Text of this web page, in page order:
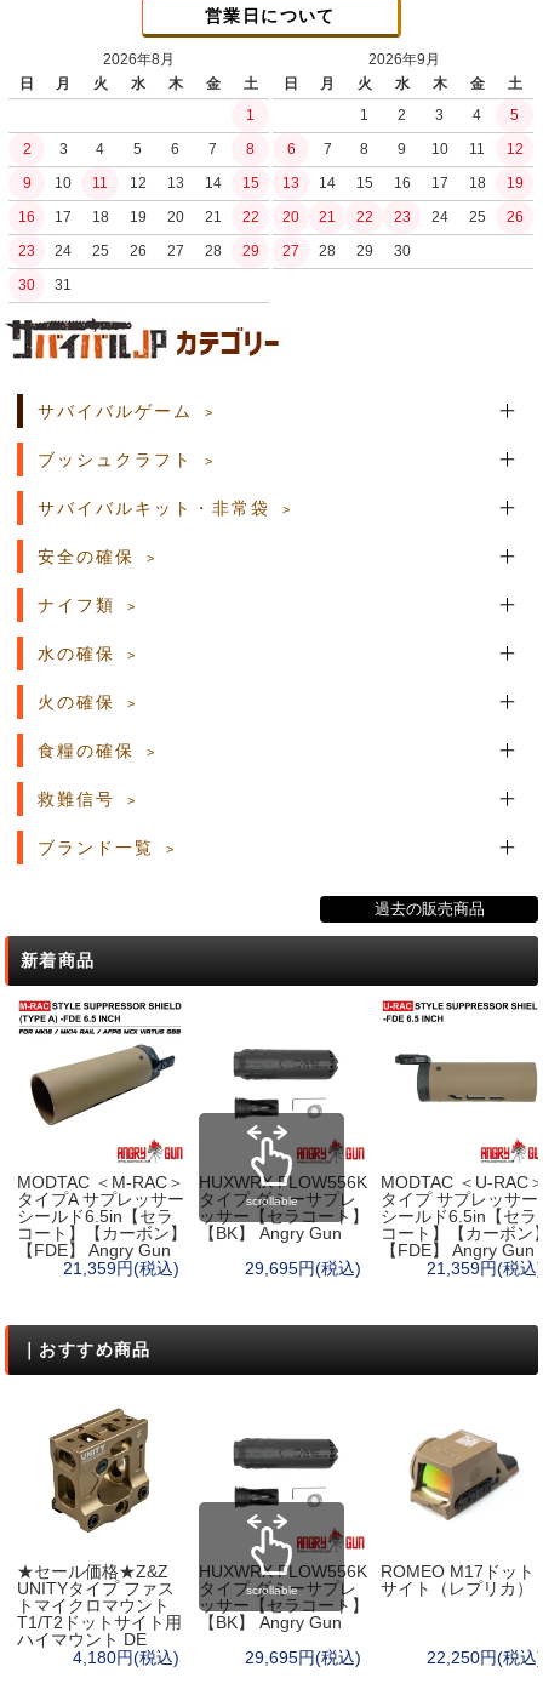
営業日について
2026年8月
日
月 火 水 木 金
土
1
2
3 4 5 6 7
8
9
10 11 12 13 14
15
16
17 18 19 20 21
22
23
24 25 26 27 28
29
30
31
2026年9月
日
月 火 水 木 金
土
1
2 3 4
5
6
7 8 9 10 11
12
13
14 15 16 17 18
19
20
21 22 23 24 25
26
27
28 29 30
土日祝日の商品発送はございません。
サバイバルゲーム
ブッシュクラフト
サバイバルキット・非常袋
安全の確保
ナイフ類
水の確保
火の確保
食糧の確保
救難信号
ブランド一覧
過去の販売商品
新着商品
MODTAC ＜M-RAC＞
タイプA サプレッサー
シールド6.5in【セラ
コート】【カーボン】
【FDE】 Angry Gun
21,359円(税込)
HUXWRX FLOW556K
タイプ ダミーサプレ
ッサー【セラコート】
【BK】 Angry Gun
29,695円(税込)
MODTAC ＜U-RAC
タイプ サプレッサー
シールド6.5in【セラ
コート】【カーボン
【FDE】 Angry Gun
21,359円(税込)
scrollable
｜おすすめ商品
★セール価格★Z&Z
UNITYタイプ ファス
トマイクロマウント
T1/T2ドットサイト用
ハイマウント DE
4,180円(税込)
HUXWRX FLOW556K
タイプ ダミーサプレ
ッサー【セラコート】
【BK】 Angry Gun
29,695円(税込)
ROMEO M17ドット
サイト（レプリカ）
22,250円(税込)
scrollable